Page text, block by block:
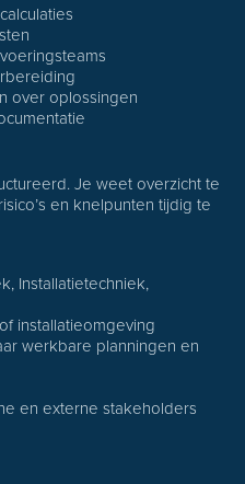
over oplossingen
Je weet overzicht te
en knelpunten tijdig te
Installatietechniek,
installatieomgeving
werkbare planningen en
en externe stakeholders